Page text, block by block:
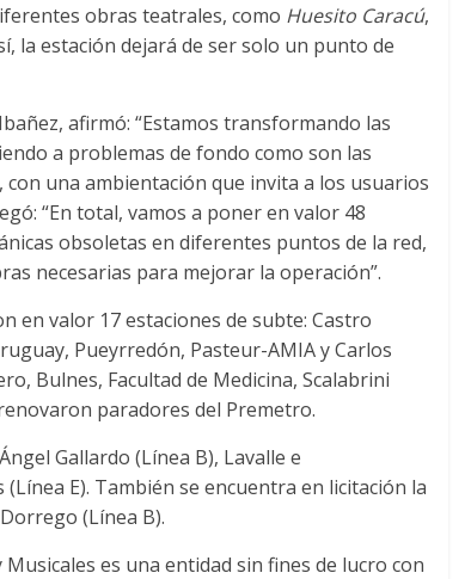
obras teatrales, como Huesito Caracú,
la estación dejará de ser solo un punto de
afirmó: “Estamos transformando las
a problemas de fondo como son las
una ambientación que invita a los usuarios
“En total, vamos a poner en valor 48
obsoletas en diferentes puntos de la red,
necesarias para mejorar la operación”.
en valor 17 estaciones de subte: Castro
Pueyrredón, Pasteur-AMIA y Carlos
Bulnes, Facultad de Medicina, Scalabrini
paradores del Premetro.
Gallardo (Línea B), Lavalle e
E). También se encuentra en licitación la
(Línea B).
es una entidad sin fines de lucro con